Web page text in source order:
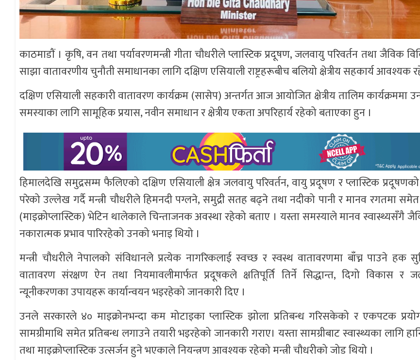
काठमाडाैं । कृषि, वन तथा पर्यावरणमन्त्री गीता चौधरीले प्लास्टिक प्रदूषण, जलवायु परिवर्तन तथा जैविक
साझा वातावरणीय चुनौती समाधानका लागि दक्षिण एसियाली राष्ट्रहरूबीच बलियो क्षेत्रीय सहकार्य आवश्यक
दक्षिण एसियाली सहकारी वातावरण कार्यक्रम (सासेप) अन्तर्गत आज आयोजित क्षेत्रीय तालिम कार्यक्रममा
समस्याका लागि सामूहिक प्रयास, नवीन समाधान र क्षेत्रीय एकता अपरिहार्य रहेको बताएका हुन ।
हिमालदेखि समुद्रसम्म फैलिएको दक्षिण एसियाली क्षेत्र जलवायु परिवर्तन, वायु प्रदूषण र प्लास्टिक
परेको उल्लेख गर्दै मन्त्री चौधरीले हिमनदी पग्लने, समुद्री सतह बढ्ने तथा नदीको पानी र मानव रगतमा समेत
(माइक्रोप्लास्टिक) भेटिन थालेकाले चिन्ताजनक अवस्था रहेको बताए । यस्ता समस्याले मानव स्वास्थ्यसँगै
नकारात्मक प्रभाव पारिरहेको उनको भनाइ थियो ।
मन्त्री चौधरीले नेपालको संविधानले प्रत्येक नागरिकलाई स्वच्छ र स्वस्थ वातावरणमा बाँच्न पाउने हक
वातावरण संरक्षण ऐन तथा नियमावलीमार्फत प्रदूषकले क्षतिपूर्ति तिर्ने सिद्धान्त, दिगो विकास र
न्यूनीकरणका उपायहरू कार्यान्वयन भइरहेको जानकारी दिए ।
उनले सरकारले ४० माइक्रोनभन्दा कम मोटाइका प्लास्टिक झोला प्रतिबन्ध गरिसकेको र एकपटक
सामग्रीमाथि समेत प्रतिबन्ध लगाउने तयारी भइरहेको जानकारी गराए। यस्ता सामग्रीबाट स्वास्थ्यका लागि
तथा माइक्रोप्लास्टिक उत्सर्जन हुने भएकाले नियन्त्रण आवश्यक रहेको मन्त्री चौधरीको जोड थियो ।